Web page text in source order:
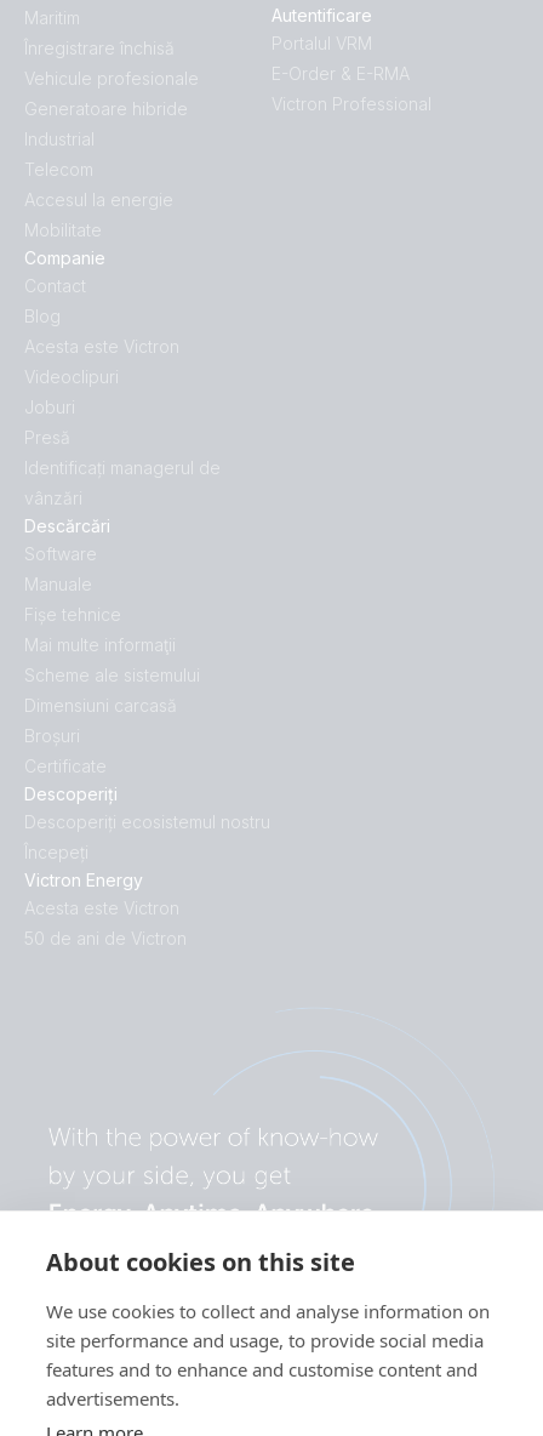
About cookies on this site
We use cookies to collect and analyse information on
site performance and usage, to provide social media
features and to enhance and customise content and
advertisements.
Descoperiți
Descoperiți ecosistemul nostru
Începeți
Victron Energy
Acesta este Victron
50 de ani de Victron
Descărcări
Software
Manuale
Fișe tehnice
Mai multe informaţii
Scheme ale sistemului
Dimensiuni carcasă
Broșuri
Certificate
Maritim
Înregistrare închisă
Vehicule profesionale
Generatoare hibride
Industrial
Telecom
Accesul la energie
Mobilitate
Companie
Contact
Blog
Acesta este Victron
Videoclipuri
Joburi
Presă
Identificați managerul de
vânzări
Autentificare
Portalul VRM
E-Order & E-RMA
Victron Professional